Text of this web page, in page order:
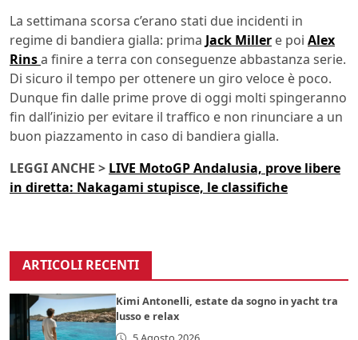
La settimana scorsa c’erano stati due incidenti in
regime di bandiera gialla: prima Jack Miller e poi Alex
Rinsa finire a terra con conseguenze abbastanza serie.
Di sicuro il tempo per ottenere un giro veloce è poco.
Dunque fin dalle prime prove di oggi molti spingeranno
fin dall’inizio per evitare il traffico e non rinunciare a un
buon piazzamento in caso di bandiera gialla.
LEGGI ANCHE > LIVE MotoGP Andalusia, prove libere
in diretta: Nakagami stupisce, le classifiche
ARTICOLI RECENTI
Kimi Antonelli, estate da sogno in yacht tra
lusso e relax